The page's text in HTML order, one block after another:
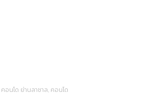
คอนโด ย่านลาซาล, คอนโด